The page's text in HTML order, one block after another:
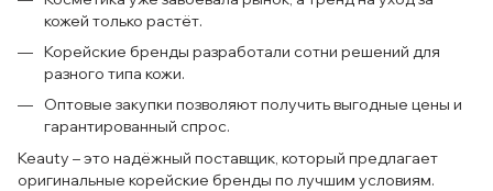
кожей только растёт.
Корейские бренды разработали сотни решений для
разного типа кожи.
Оптовые закупки позволяют получить выгодные цены и
гарантированный спрос.
Keauty – это надёжный поставщик, который предлагает
оригинальные корейские бренды по лучшим условиям.